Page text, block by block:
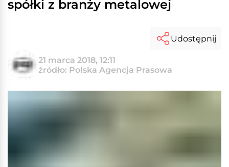
spółki z branży metalowej
21 marca 2018, 12:11
źródło: Polska Agencja Prasowa
Udostępnij